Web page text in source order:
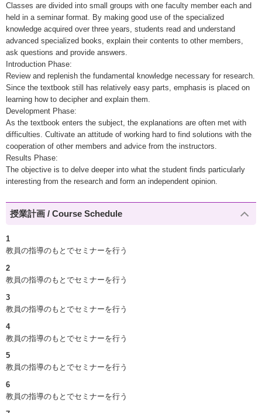
Classes are divided into small groups with one faculty member each and
held in a seminar format. By making good use of the specialized
knowledge acquired over three years, students read and understand
advanced specialized books, explain their contents to other members,
ask questions and provide answers.
Introduction Phase:
Review and replenish the fundamental knowledge necessary for research.
Since the textbook still has relatively easy parts, emphasis is placed on
learning how to decipher and explain them.
Development Phase:
As the textbook enters the subject, the explanations are often met with
difficulties. Cultivate an attitude of working hard to find solutions with the
cooperation of other members and advice from the instructors.
Results Phase:
The objective is to delve deeper into what the student finds particularly
interesting from the research and form an independent opinion.
授業計画 / Course Schedule
1
教員の指導のもとでセミナーを行う
2
教員の指導のもとでセミナーを行う
3
教員の指導のもとでセミナーを行う
4
教員の指導のもとでセミナーを行う
5
教員の指導のもとでセミナーを行う
6
教員の指導のもとでセミナーを行う